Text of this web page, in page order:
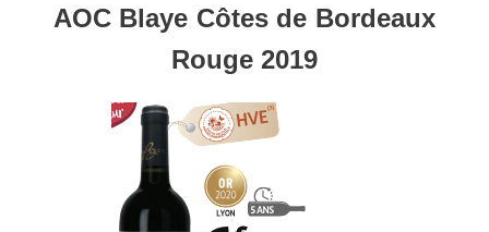
AOC Blaye Côtes de Bordeaux
Rouge 2019